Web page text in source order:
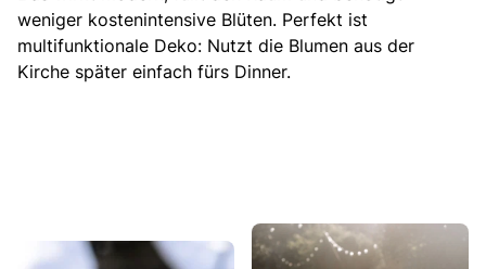
weniger kostenintensive Blüten. Perfekt ist
multifunktionale Deko: Nutzt die Blumen aus der
Kirche später einfach fürs Dinner.